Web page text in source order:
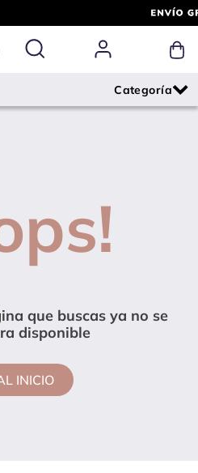
que buscas ya no se
disponible
INICIO